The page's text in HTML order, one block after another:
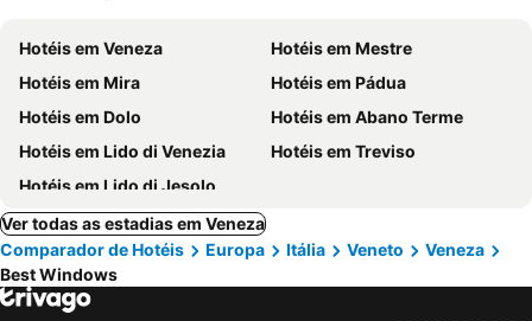
Hotéis em Veneza
Hotéis em Mestre
Hotéis em Mira
Hotéis em Pádua
Hotéis em Dolo
Hotéis em Abano Terme
Hotéis em Lido di Venezia
Hotéis em Treviso
Hotéis em Lido di Jesolo
Ver todas as estadias em Veneza
Comparador de Hotéis
Europa Itália Veneto
Veneza
Best Windows